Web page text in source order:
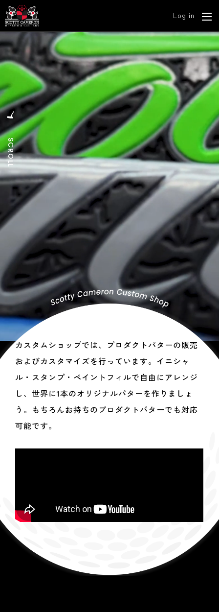
Log in
SCROLL
カスタムショップでは、プロダクトパターの販売
およびカスタマイズを行っています。イニシャ
ル・スタンプ・ペイントフィルで自由にアレンジ
し、世界に1本のオリジナルパターを作りましょ
う。もちろんお持ちのプロダクトパターでも対応
可能です。